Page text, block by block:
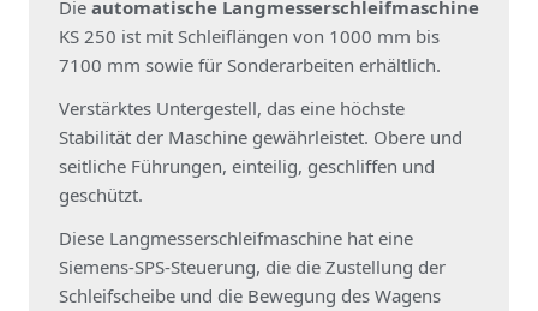
Die automatische Langmesserschleifmaschine
KS 250 ist mit Schleiflängen von 1000 mm bis
7100 mm sowie für Sonderarbeiten erhältlich.
Verstärktes Untergestell, das eine höchste
Stabilität der Maschine gewährleistet. Obere und
seitliche Führungen, einteilig, geschliffen und
geschützt.
Diese Langmesserschleifmaschine hat eine
Siemens-SPS-Steuerung, die die Zustellung der
Schleifscheibe und die Bewegung des Wagens